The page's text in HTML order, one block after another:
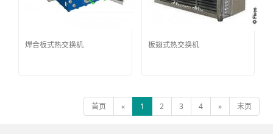
焊合板式热交换机 板翅式热交换机
首页 « 1 2 3 4 » 末页